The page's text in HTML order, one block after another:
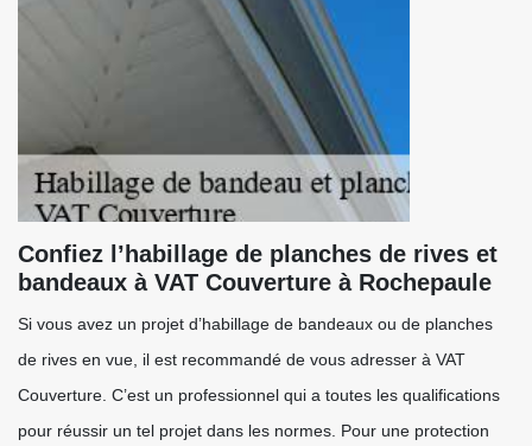
Confiez l’habillage de planches de rives et
bandeaux à VAT Couverture à Rochepaule
Si vous avez un projet d’habillage de bandeaux ou de planches
de rives en vue, il est recommandé de vous adresser à VAT
Couverture. C’est un professionnel qui a toutes les qualifications
pour réussir un tel projet dans les normes. Pour une protection